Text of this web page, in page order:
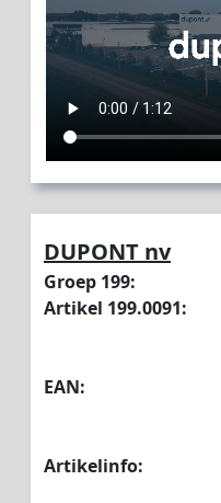
DUPONT nv
Groep 199:
Artikel 199.0091:
EAN:
Artikelinfo: